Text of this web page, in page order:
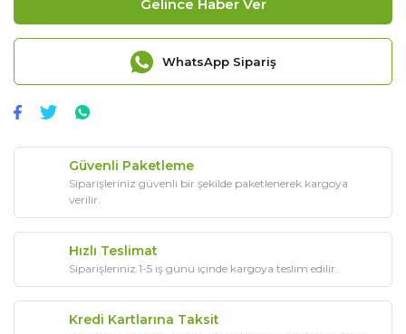
Gelince Haber Ver
WhatsApp Sipariş
Güvenli Paketleme
Siparişleriniz güvenli bir şekilde paketlenerek kargoya
verilir.
Hızlı Teslimat
Siparişleriniz 1-5 iş günü içinde kargoya teslim edilir.
Kredi Kartlarına Taksit